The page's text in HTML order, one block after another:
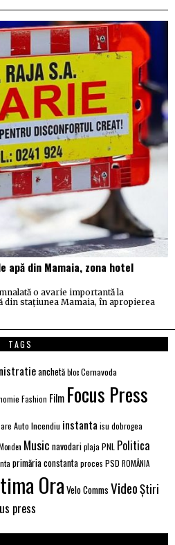
apă din Mamaia, zona hotel
o avarie importantă la
din stațiunea Mamaia, în apropierea
TAGS
anchetăblocCernavoda
Fashion Film Focus Press
Auto Incendiu instanta isu dobrogea
Music navodariplaja PNL Politica
primăria constantaproces PSD ROMÂNIA
Ora Velo Comms VideoȘtiri
press